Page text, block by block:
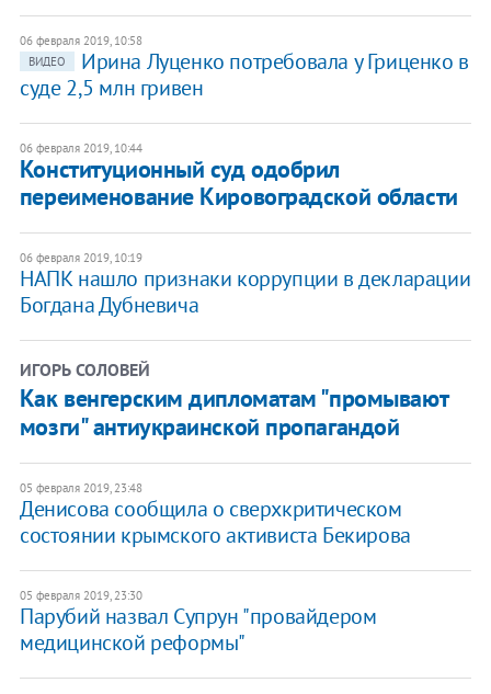
06 февраля 2019, 10:58
ВИДЕО
Ирина Луценко потребовала у Гриценко в
суде 2,5 млн гривен
06 февраля 2019, 10:44
Конституционный суд одобрил
переименование Кировоградской области
06 февраля 2019, 10:19
​НАПК нашло признаки коррупции в декларации
Богдана Дубневича
ИГОРЬ СОЛОВЕЙ
Как венгерским дипломатам "промывают
мозги" антиукраинской пропагандой
05 февраля 2019, 23:48
Денисова сообщила о сверхкритическом
состоянии крымского активиста Бекирова
05 февраля 2019, 23:30
Парубий назвал Супрун "провайдером
медицинской реформы"